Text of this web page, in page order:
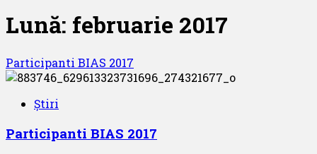
Lună: februarie 2017
Participanti BIAS 2017
Știri
Participanti BIAS 2017